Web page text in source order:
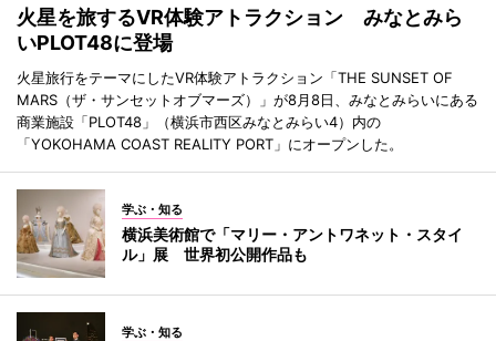
火星を旅するVR体験アトラクション みなとみら
いPLOT48に登場
火星旅行をテーマにしたVR体験アトラクション「THE SUNSET OF
MARS（ザ・サンセットオブマーズ）」が8月8日、みなとみらいにある
商業施設「PLOT48」（横浜市西区みなとみらい4）内の
「YOKOHAMA COAST REALITY PORT」にオープンした。
学ぶ・知る
横浜美術館で「マリー・アントワネット・スタイ
ル」展 世界初公開作品も
学ぶ・知る